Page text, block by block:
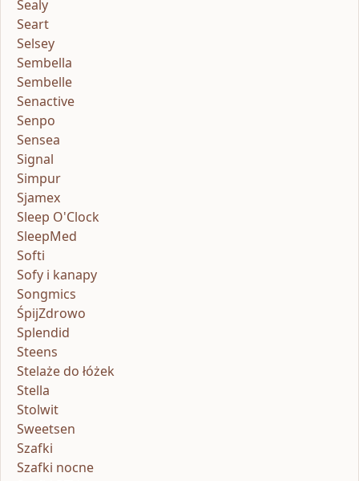
Sealy
Seart
Selsey
Sembella
Sembelle
Senactive
Senpo
Sensea
Signal
Simpur
Sjamex
Sleep O'Clock
SleepMed
Softi
Sofy i kanapy
Songmics
ŚpijZdrowo
Splendid
Steens
Stelaże do łóżek
Stella
Stolwit
Sweetsen
Szafki
Szafki nocne